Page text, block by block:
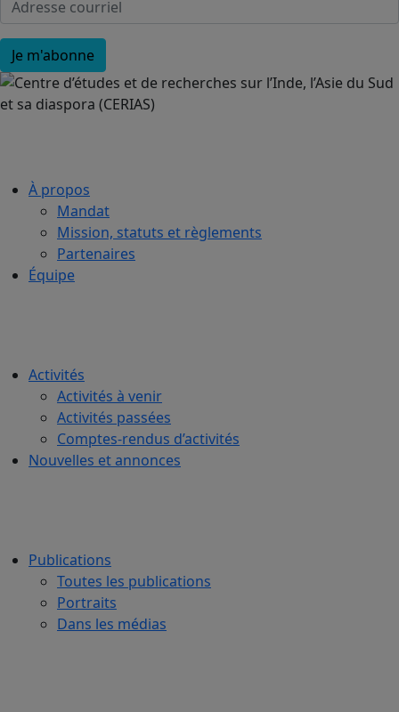
À propos
Mandat
Mission, statuts et règlements
Partenaires
Équipe
Activités
Activités à venir
Activités passées
Comptes-rendus d’activités
Nouvelles et annonces
Publications
Toutes les publications
Portraits
Dans les médias